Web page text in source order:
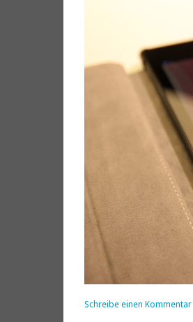
Schreibe einen Kommentar